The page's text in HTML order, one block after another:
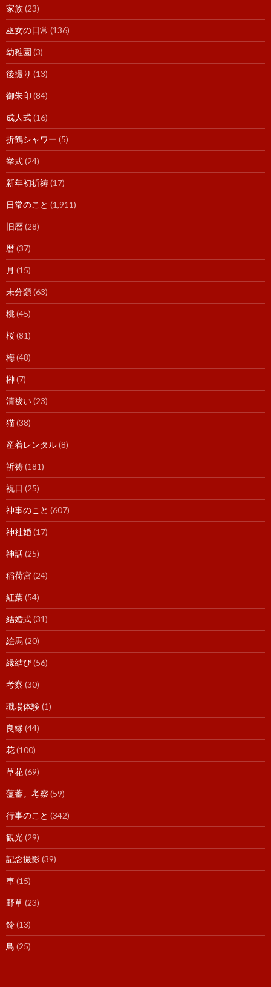
家族(23)
巫女の日常 (136)
幼稚園 (3)
後撮り (13)
御朱印 (84)
成人式(16)
折鶴シャワー (5)
挙式(24)
新年初祈祷(17)
日常のこと (1,911)
旧暦(28)
暦(37)
月 (15)
未分類(63)
桃(45)
桜(81)
梅(48)
榊(7)
清祓い(23)
猫(38)
産着レンタル(8)
祈祷(181)
祝日 (25)
神事のこと (607)
神社婚(17)
神話(25)
稲荷宮(24)
紅葉(54)
結婚式(31)
絵馬(20)
縁結び(56)
考察 (30)
職場体験(1)
良縁 (44)
花(100)
草花(69)
薀蓄。考察 (59)
行事のこと (342)
観光(29)
記念撮影(39)
車(15)
野草(23)
鈴(13)
鳥 (25)